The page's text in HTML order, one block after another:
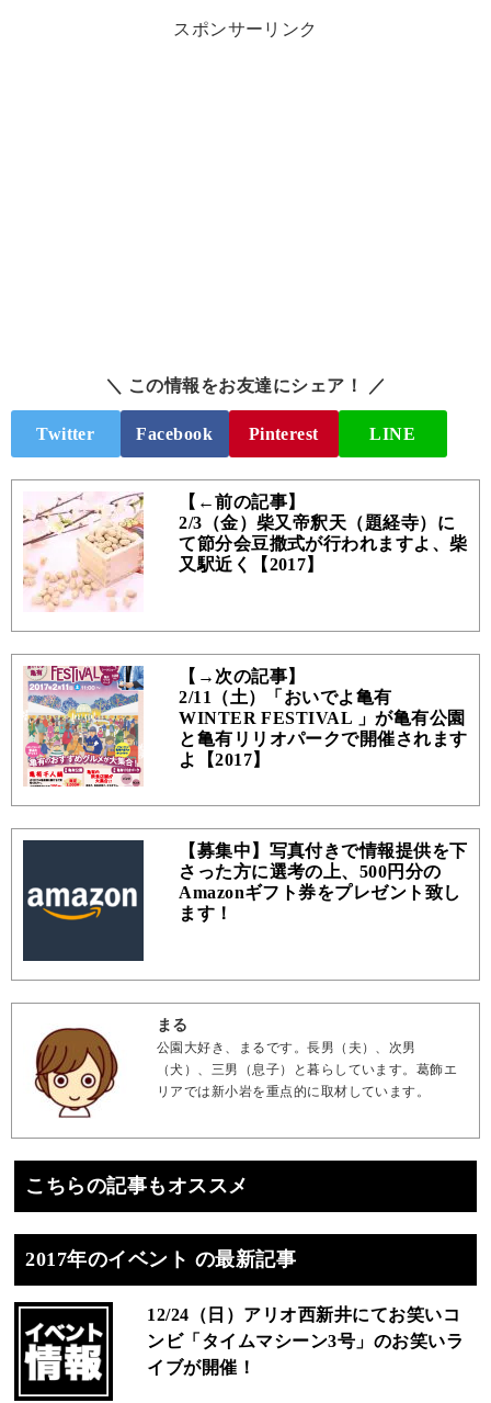
スポンサーリンク
＼ この情報をお友達にシェア！ ／
Twitter Facebook Pinterest LINE
【←前の記事】
2/3（金）柴又帝釈天（題経寺）に
て節分会豆撒式が行われますよ、柴
又駅近く【2017】
【→次の記事】
2/11（土）「おいでよ亀有
WINTER FESTIVAL 」が亀有公園
と亀有リリオパークで開催されます
よ【2017】
【募集中】写真付きで情報提供を下
さった方に選考の上、500円分の
Amazonギフト券をプレゼント致し
ます！
まる
公園大好き、まるです。長男（夫）、次男
（犬）、三男（息子）と暮らしています。葛飾エ
リアでは新小岩を重点的に取材しています。
こちらの記事もオススメ
2017年のイベント の最新記事
12/24（日）アリオ西新井にてお笑いコ
ンビ「タイムマシーン3号」のお笑いラ
イブが開催！